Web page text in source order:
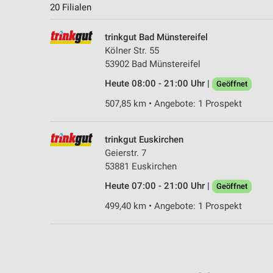
20 Filialen
trinkgut Bad Münstereifel
Kölner Str. 55
53902 Bad Münstereifel
Heute 08:00 - 21:00 Uhr |
Geöffnet
507,85 km • Angebote: 1 Prospekt
trinkgut Euskirchen
Geierstr. 7
53881 Euskirchen
Heute 07:00 - 21:00 Uhr |
Geöffnet
499,40 km • Angebote: 1 Prospekt